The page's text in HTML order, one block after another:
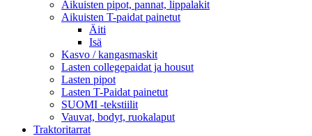
Aikuisten pipot, pannat, lippalakit
Aikuisten T-paidat painetut
Äiti
Isä
Kasvo / kangasmaskit
Lasten collegepaidat ja housut
Lasten pipot
Lasten T-Paidat painetut
SUOMI -tekstiilit
Vauvat, bodyt, ruokalaput
Traktoritarrat